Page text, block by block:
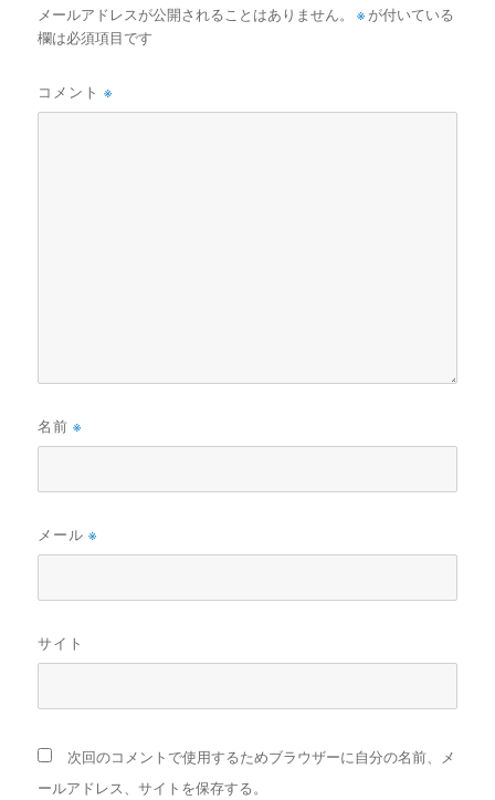
メールアドレスが公開されることはありません。 ※が付いている
欄は必須項目です
コメント※
名前※
メール※
サイト
次回のコメントで使用するためブラウザーに自分の名前、メ
ールアドレス、サイトを保存する。